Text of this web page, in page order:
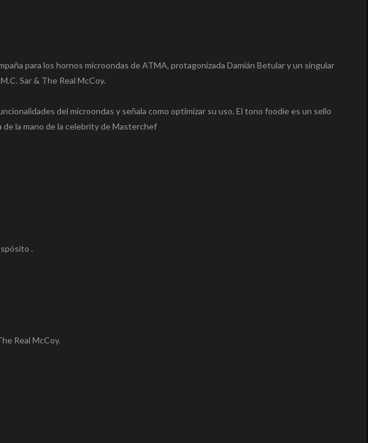
para los hornos microondas de ATMA, protagonizada Damián Betular y un singular
Sar & The Real McCoy.
del microondas y señala como optimizar su uso. El tono foodie es un sello
la mano de la celebrity de Masterchef
.
Real McCoy.